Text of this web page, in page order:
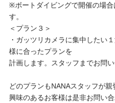
※ボートダイビングで開催の場
す。
＜プラン３＞
・ガッツリカメラに集中したい
様に合ったプランを
計画します。スタッフまでお問い
どのプランもNANAスタッフが親
興味のあるお客様は是非お問い合